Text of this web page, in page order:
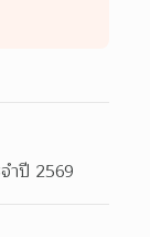
ำปี 2569